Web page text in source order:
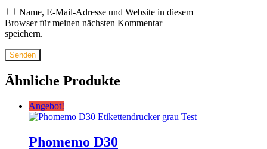
Name, E-Mail-Adresse und Website in diesem
Browser für meinen nächsten Kommentar
speichern.
Ähnliche Produkte
Angebot!
Phomemo D30